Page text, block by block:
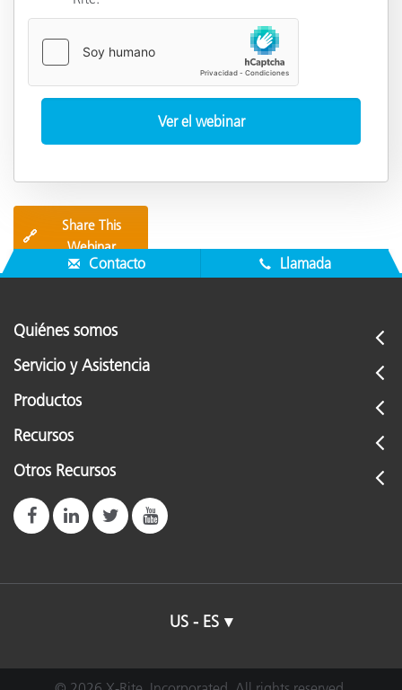
🔗
Share This
Webinar
Contacto Llamada
Quiénes somos
Servicio y Asistencia
Productos
Recursos
Otros Recursos
US - ES